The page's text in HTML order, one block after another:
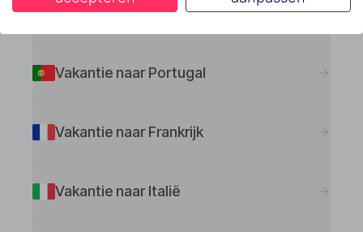
Vakantie naar Turkije
Vakantie naar Portugal
Vakantie naar Frankrijk
Vakantie naar Italië